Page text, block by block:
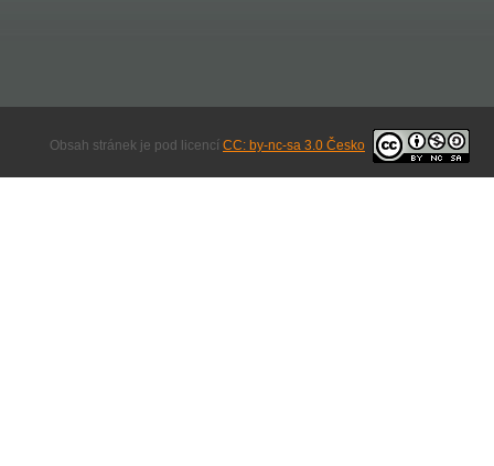
Obsah stránek je pod licencí CC: by-nc-sa 3.0 Česko